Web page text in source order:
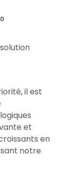
0
il est
et
en
notre